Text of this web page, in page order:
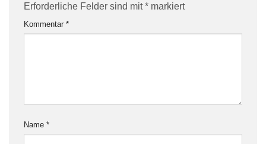
Erforderliche Felder sind mit* markiert
Kommentar *
Name *